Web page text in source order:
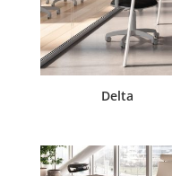
Delta